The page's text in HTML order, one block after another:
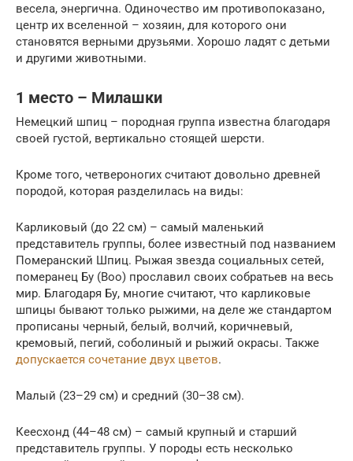
весела, энергична. Одиночество им противопоказано,
центр их вселенной – хозяин, для которого они
становятся верными друзьями. Хорошо ладят с детьми
и другими животными.
1 место – Милашки
Немецкий шпиц – породная группа известна благодаря
своей густой, вертикально стоящей шерсти.
Кроме того, четвероногих считают довольно древней
породой, которая разделилась на виды:
Карликовый (до 22 см) – самый маленький
представитель группы, более известный под названием
Померанский Шпиц. Рыжая звезда социальных сетей,
померанец Бу (Boo) прославил своих собратьев на весь
мир. Благодаря Бу, многие считают, что карликовые
шпицы бывают только рыжими, на деле же стандартом
прописаны черный, белый, волчий, коричневый,
кремовый, пегий, соболиный и рыжий окрасы. Также
допускается сочетание двух цветов.
Малый (23–29 см) и средний (30–38 см).
Кеесхонд (44–48 см) – самый крупный и старший
представитель группы. У породы есть несколько